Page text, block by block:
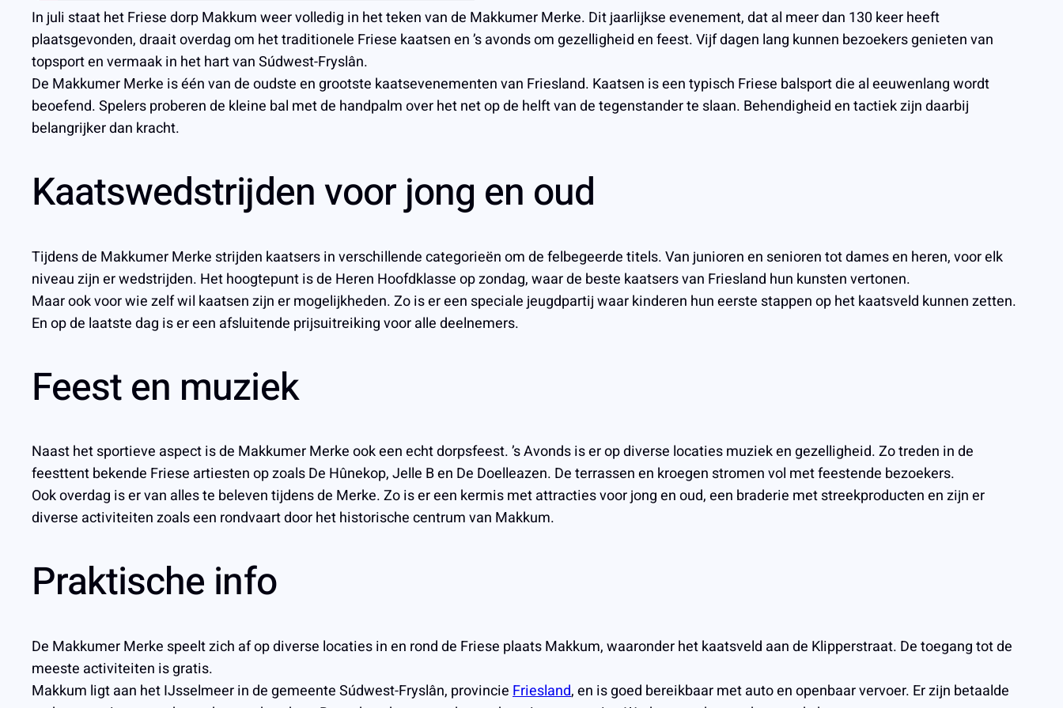
In juli staat het Friese dorp Makkum weer volledig in het teken van de Makkumer Merke. Dit jaarlijkse evenement, dat al meer dan 130 keer heeft
plaatsgevonden, draait overdag om het traditionele Friese kaatsen en ’s avonds om gezelligheid en feest. Vijf dagen lang kunnen bezoekers genieten van
topsport en vermaak in het hart van Súdwest-Fryslân.
De Makkumer Merke is één van de oudste en grootste kaatsevenementen van Friesland. Kaatsen is een typisch Friese balsport die al eeuwenlang wordt
beoefend. Spelers proberen de kleine bal met de handpalm over het net op de helft van de tegenstander te slaan. Behendigheid en tactiek zijn daarbij
belangrijker dan kracht.
Kaatswedstrijden voor jong en oud
Tijdens de Makkumer Merke strijden kaatsers in verschillende categorieën om de felbegeerde titels. Van junioren en senioren tot dames en heren, voor elk
niveau zijn er wedstrijden. Het hoogtepunt is de Heren Hoofdklasse op zondag, waar de beste kaatsers van Friesland hun kunsten vertonen.
Maar ook voor wie zelf wil kaatsen zijn er mogelijkheden. Zo is er een speciale jeugdpartij waar kinderen hun eerste stappen op het kaatsveld kunnen zetten.
En op de laatste dag is er een afsluitende prijsuitreiking voor alle deelnemers.
Feest en muziek
Naast het sportieve aspect is de Makkumer Merke ook een echt dorpsfeest. ’s Avonds is er op diverse locaties muziek en gezelligheid. Zo treden in de
feesttent bekende Friese artiesten op zoals De Hûnekop, Jelle B en De Doelleazen. De terrassen en kroegen stromen vol met feestende bezoekers.
Ook overdag is er van alles te beleven tijdens de Merke. Zo is er een kermis met attracties voor jong en oud, een braderie met streekproducten en zijn er
diverse activiteiten zoals een rondvaart door het historische centrum van Makkum.
Praktische info
De Makkumer Merke speelt zich af op diverse locaties in en rond de Friese plaats Makkum, waaronder het kaatsveld aan de Klipperstraat. De toegang tot de
meeste activiteiten is gratis.
Makkum ligt aan het IJsselmeer in de gemeente Súdwest-Fryslân, provincieFriesland, en is goed bereikbaar met auto en openbaar vervoer. Er zijn betaalde